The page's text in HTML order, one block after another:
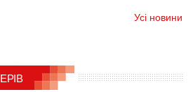
Усі новини